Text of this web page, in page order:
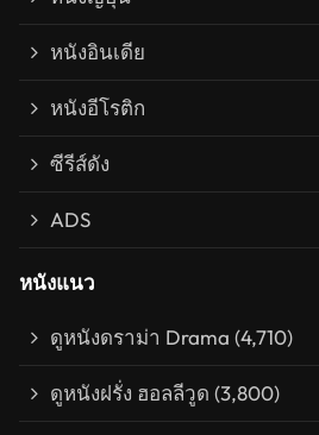
หนังอินเดีย
หนังอีโรติก
ซีรีส์ดัง
ADS
หนังแนว
ดูหนังดราม่า Drama (4,710)
ดูหนังฝรั่ง ฮอลลีวูด (3,800)